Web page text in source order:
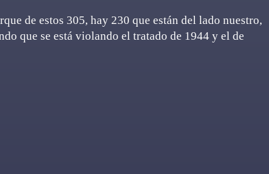
de estos 305, hay 230 que están del lado nuestro,
que se está violando el tratado de 1944 y el de